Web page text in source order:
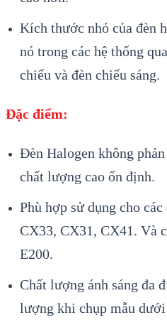
Kích thước nhỏ của đèn
nó trong các hệ thống
chiếu và đèn chiếu sáng.
Đặc điểm:
Đèn Halogen không
chất lượng cao ổn định.
Phù hợp sử dụng cho
CX33, CX31, CX41. Và
E200.
Chất lượng ánh sáng đa
lượng khi chụp mẫu